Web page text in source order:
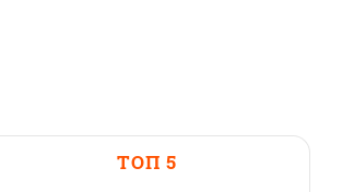
ТОП 5